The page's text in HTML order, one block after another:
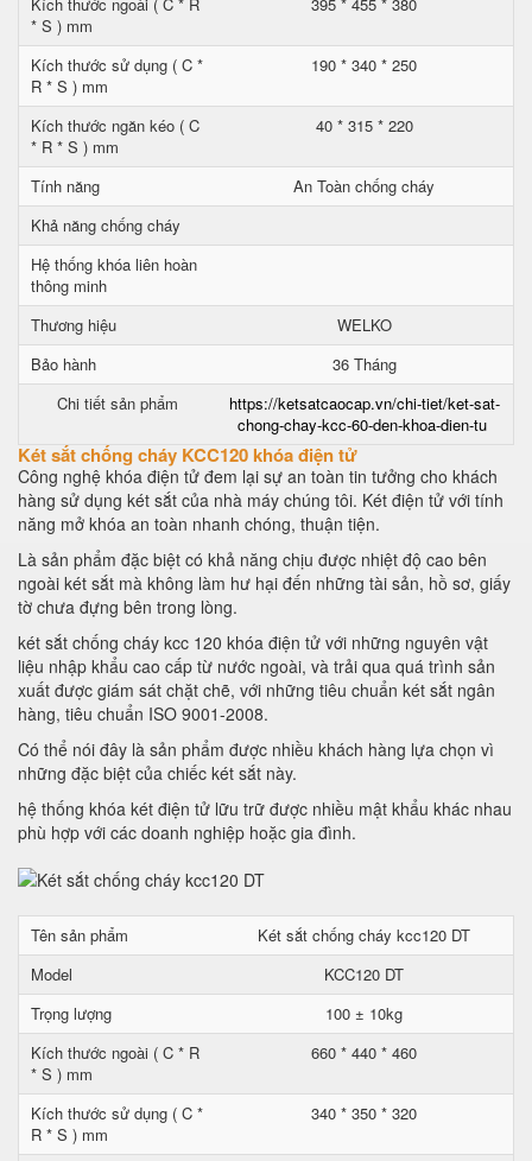
* S ) mm
Kích thước sử dụng ( C *
R * S ) mm
190 * 340 * 250
Kích thước ngăn kéo ( C
* R * S ) mm
40 * 315 * 220
Tính năng
An Toàn chống cháy
Khả năng chống cháy
Hệ thống khóa liên hoàn
thông minh
Thương hiệu
WELKO
Bảo hành
36 Tháng
Chi tiết sản phẩm
https://ketsatcaocap.vn/chi-tiet/ket-sat-
chong-chay-kcc-60-den-khoa-dien-tu
Két sắt chống cháy KCC120 khóa điện tử
Công nghệ khóa điện tử đem lại sự an toàn tin tưởng cho khách
hàng sử dụng két sắt của nhà máy chúng tôi. Két điện tử với tính
năng mở khóa an toàn nhanh chóng, thuận tiện.
Là sản phẩm đặc biệt có khả năng chịu được nhiệt độ cao bên
ngoài két sắt mà không làm hư hại đến những tài sản, hồ sơ, giấy
tờ chưa đựng bên trong lòng.
két sắt chống cháy kcc 120 khóa điện tử với những nguyên vật
liệu nhập khẩu cao cấp từ nước ngoài, và trải qua quá trình sản
xuất được giám sát chặt chẽ, với những tiêu chuẩn két sắt ngân
hàng, tiêu chuẩn ISO 9001-2008.
Có thể nói đây là sản phẩm được nhiều khách hàng lựa chọn vì
những đặc biệt của chiếc két sắt này.
hệ thống khóa két điện tử lữu trữ được nhiều mật khẩu khác nhau
phù hợp với các doanh nghiệp hoặc gia đình.
Tên sản phẩm
Két sắt chống cháy kcc120 DT
Model
KCC120 DT
Trọng lượng
100 ± 10kg
Kích thước ngoài ( C * R
* S ) mm
660 * 440 * 460
Kích thước sử dụng ( C *
R * S ) mm
340 * 350 * 320